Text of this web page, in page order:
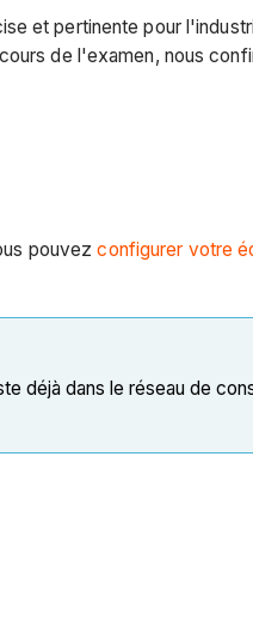
et pertinente pour
de l'examen, nous
pouvezconfigurer votre
déjà dans le réseau de